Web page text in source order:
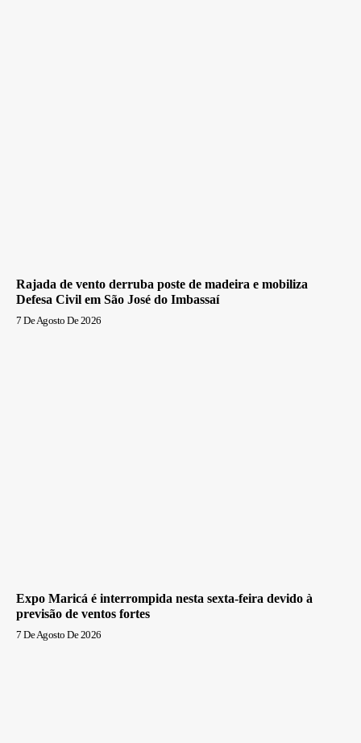
Rajada de vento derruba poste de madeira e mobiliza
Defesa Civil em São José do Imbassaí
7 De Agosto De 2026
Expo Maricá é interrompida nesta sexta-feira devido à
previsão de ventos fortes
7 De Agosto De 2026